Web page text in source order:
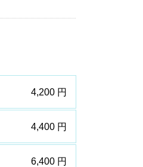
4,200 円
4,400 円
6,400 円